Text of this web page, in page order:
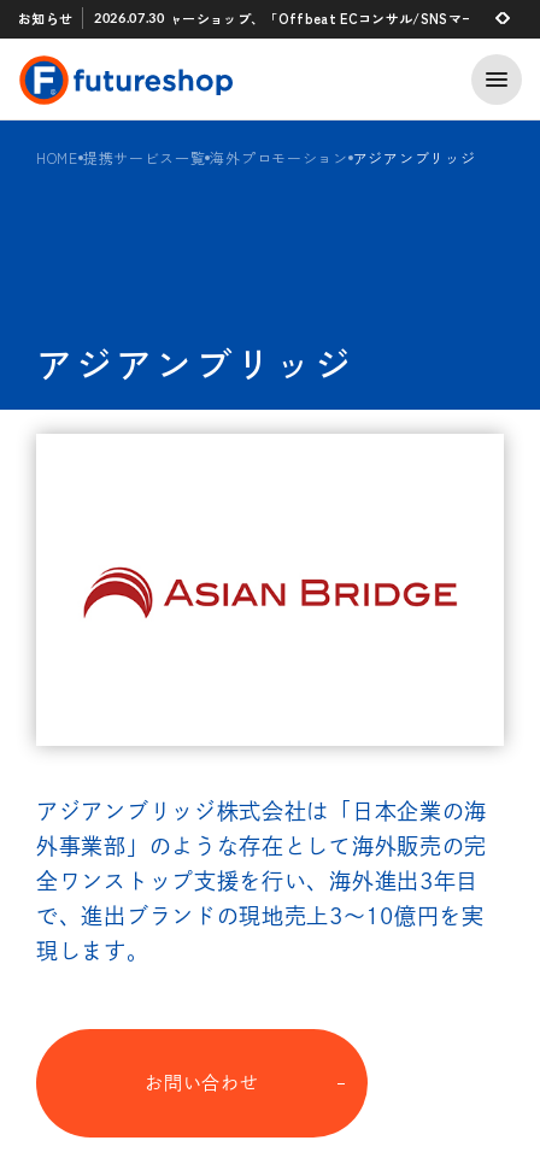
お知らせ
アプリ 「STAFF START」とのタグ連携を開始
2026.07.30
フューチャーショップ、「Offbeat ECコンサル/SNSマーケティング支援
2026.07.29
HOME 提携サービス一覧 海外プロモーション アジアンブリッジ
アジアンブリッジ
アジアンブリッジ株式会社は「日本企業の海
外事業部」のような存在として海外販売の完
全ワンストップ支援を行い、海外進出3年目
で、進出ブランドの現地売上3～10億円を実
現します。
お問い合わせ